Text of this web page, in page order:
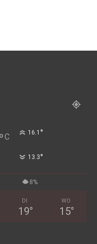
°C 16.1 °
13.3°
8%
DI
19°
WO
15°